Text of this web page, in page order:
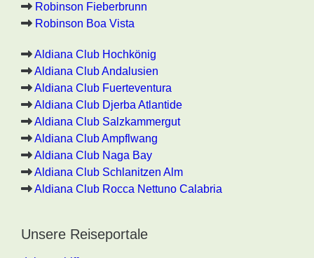
Robinson Fieberbrunn
Robinson Boa Vista
Aldiana Club Hochkönig
Aldiana Club Andalusien
Aldiana Club Fuerteventura
Aldiana Club Djerba Atlantide
Aldiana Club Salzkammergut
Aldiana Club Ampflwang
Aldiana Club Naga Bay
Aldiana Club Schlanitzen Alm
Aldiana Club Rocca Nettuno Calabria
Unsere Reiseportale